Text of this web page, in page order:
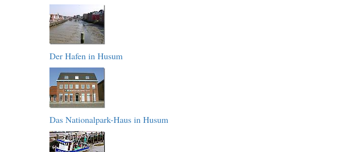
Der Hafen in Husum
Das Nationalpark-Haus in Husum